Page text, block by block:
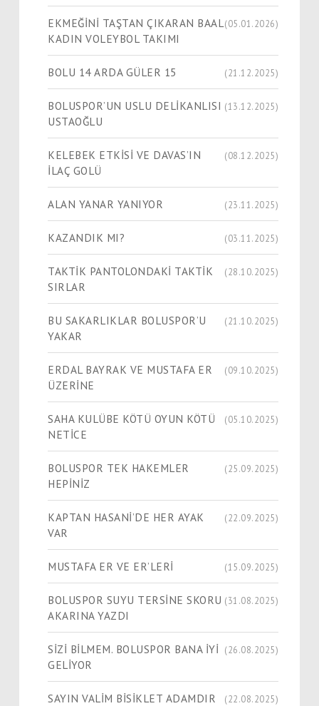
EKMEĞİNİ TAŞTAN ÇIKARAN BAAL
KADIN VOLEYBOL TAKIMI
(05.01.2026)
BOLU 14 ARDA GÜLER 15 (21.12.2025)
BOLUSPOR’UN USLU DELİKANLISI
USTAOĞLU
(13.12.2025)
KELEBEK ETKİSİ VE DAVAS’IN
İLAÇ GOLÜ
(08.12.2025)
ALAN YANAR YANIYOR (23.11.2025)
KAZANDIK MI? (03.11.2025)
TAKTİK PANTOLONDAKİ TAKTİK
SIRLAR
(28.10.2025)
BU SAKARLIKLAR BOLUSPOR’U
YAKAR
(21.10.2025)
ERDAL BAYRAK VE MUSTAFA ER
ÜZERİNE
(09.10.2025)
SAHA KULÜBE KÖTÜ OYUN KÖTÜ
NETİCE
(05.10.2025)
BOLUSPOR TEK HAKEMLER
HEPİNİZ
(25.09.2025)
KAPTAN HASANİ’DE HER AYAK
VAR
(22.09.2025)
MUSTAFA ER VE ER’LERİ (15.09.2025)
BOLUSPOR SUYU TERSİNE SKORU
AKARINA YAZDI
(31.08.2025)
SİZİ BİLMEM. BOLUSPOR BANA İYİ
GELİYOR
(26.08.2025)
SAYIN VALİM BİSİKLET ADAMDIR (22.08.2025)